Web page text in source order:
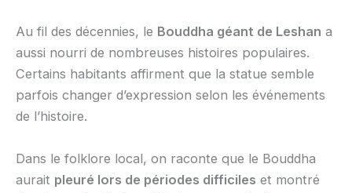
Au fil des décennies, le Bouddha géant de Leshan a
aussi nourri de nombreuses histoires populaires.
Certains habitants affirment que la statue semble
parfois changer d’expression selon les événements
de l’histoire.
Dans le folklore local, on raconte que le Bouddha
aurait pleuré lors de périodes difficiles et montré